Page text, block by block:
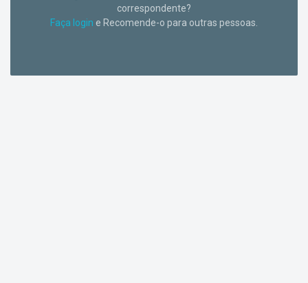
correspondente?
Faça login e Recomende-o para outras pessoas.